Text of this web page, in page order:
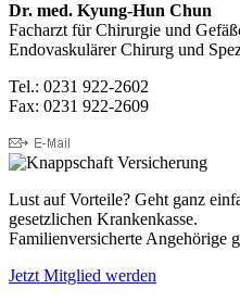
Dr. med. Kyung-Hun Chun
Facharzt für Chirurgie und
Endovaskulärer Chirurg und
Tel.: 0231 922-2602
Fax: 0231 922-2609
Lust auf Vorteile? Geht ganz
gesetzlichen Krankenkasse.
Familienversicherte Angehörige
Jetzt Mitglied werden